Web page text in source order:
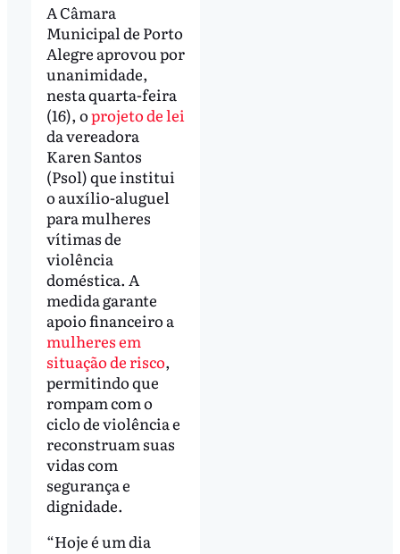
A Câmara
Municipal de Porto
Alegre aprovou por
unanimidade,
nesta quarta-feira
(16), oprojeto de lei
da vereadora
Karen Santos
(Psol) que institui
o auxílio-aluguel
para mulheres
vítimas de
violência
doméstica. A
medida garante
apoio financeiro a
mulheres em
situação de risco,
permitindo que
rompam com o
ciclo de violência e
reconstruam suas
vidas com
segurança e
dignidade.
“Hoje é um dia